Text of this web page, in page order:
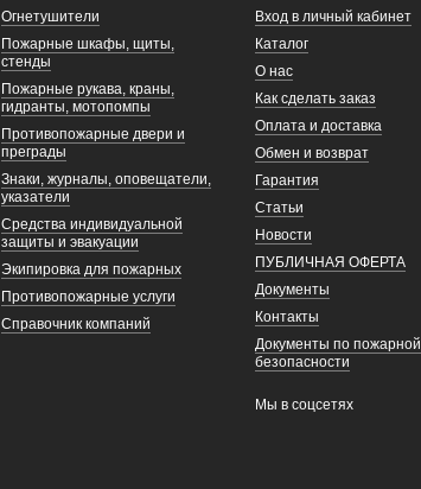
Огнетушители
Пожарные шкафы, щиты,
стенды
Пожарные рукава, краны,
гидранты, мотопомпы
Противопожарные двери и
преграды
Знаки, журналы, оповещатели,
указатели
Средства индивидуальной
защиты и эвакуации
Экипировка для пожарных
Противопожарные услуги
Справочник компаний
Вход в личный кабинет
Каталог
О нас
Как сделать заказ
Оплата и доставка
Обмен и возврат
Гарантия
Статьи
Новости
ПУБЛИЧНАЯ ОФЕРТА
Документы
Контакты
Документы по пожарной
безопасности
Мы в соцсетях